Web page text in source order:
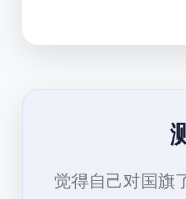
觉得自己对国旗